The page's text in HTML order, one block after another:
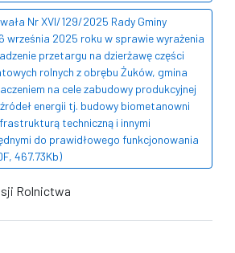
Nr XVI/129/2025 Rady Gminy
września 2025 roku w sprawie wyrażenia
przetargu na dzierżawę części
rolnych z obrębu Żuków, gmina
na cele zabudowy produkcyjnej
energii tj. budowy biometanowni
techniczną i innymi
do prawidłowego funkcjonowania
467.73Kb)
Rolnictwa